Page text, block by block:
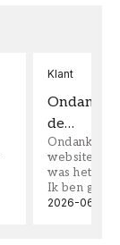
Klant
Ondanks
de…
Ondanks
website
was het
Ik ben
2026-06-08